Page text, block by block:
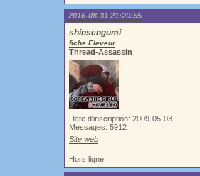
2016-08-31 21:20:55
shinsengumi
fiche Eleveur
Thread-Assassin
Date d'inscription: 2009-05-03
Messages: 5912
Site web
Hors ligne